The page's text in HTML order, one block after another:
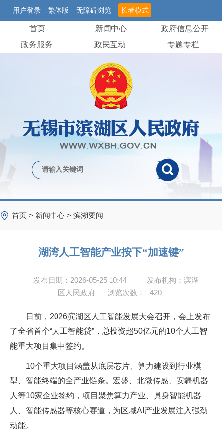
用户登录 繁体版 无障碍浏览 长者模式
首页 新闻中心
政府信息公开
政务服务
政民互动 专题专栏
首页 > 新闻中心 > 滨湖要闻
湖湾人工智能产业按下“加速键”
发布日期：2026-05-25 10:44
发布机构：滨湖
区人民政府
浏览次数： 420
日前，2026滨湖区人工智能发展大会召开，会上发布
了全省首个“人工智能贷”，总投资超50亿元的10个人工智
能重大项目集中签约。
10个重大项目涵盖从底层芯片、算力建设到行业模
型、智能终端的全产业链条。宏盛、北微传感、安疆机器
人等10家企业签约，项目聚焦算力产业、具身智能机器
人、智能传感器等核心赛道，为区域AI产业发展注入强劲
动能。